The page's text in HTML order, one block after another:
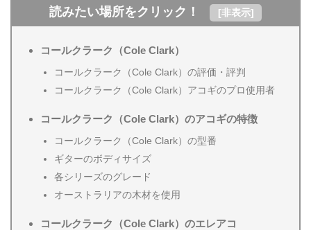
読みたい場所をクリック！ [非表示]
コールクラーク（Cole Clark）
コールクラーク（Cole Clark）の評価・評判
コールクラーク（Cole Clark）アコギのプロ使用者
コールクラーク（Cole Clark）のアコギの特徴
コールクラーク（Cole Clark）の型番
ギターのボディサイズ
各シリーズのグレード
オーストラリアの木材を使用
コールクラーク（Cole Clark）のエレアコ